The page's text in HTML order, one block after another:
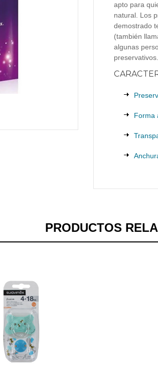
apto para
natural. Los
demostrado
(también
algunas
Forma
PRODUCTOS